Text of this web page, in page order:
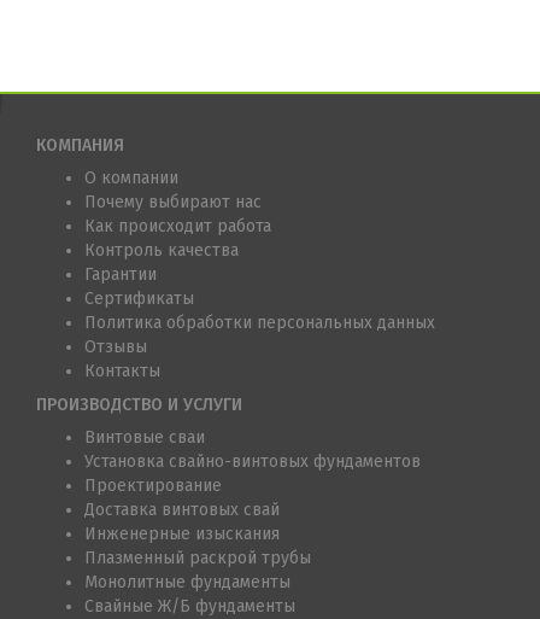
КОМПАНИЯ
О компании
Почему выбирают нас
Как происходит работа
Контроль качества
Гарантии
Сертификаты
Политика обработки персональных данных
Отзывы
Контакты
ПРОИЗВОДСТВО И УСЛУГИ
Винтовые сваи
Установка свайно-винтовых фундаментов
Проектирование
Доставка винтовых свай
Инженерные изыскания
Плазменный раскрой трубы
Монолитные фундаменты
Свайные Ж/Б фундаменты